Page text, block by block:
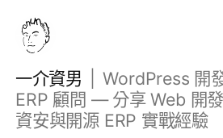
一介資男
WordPress 開
ERP 顧問 — 分享 Web 開
資安與開源 ERP 實戰經驗
文章